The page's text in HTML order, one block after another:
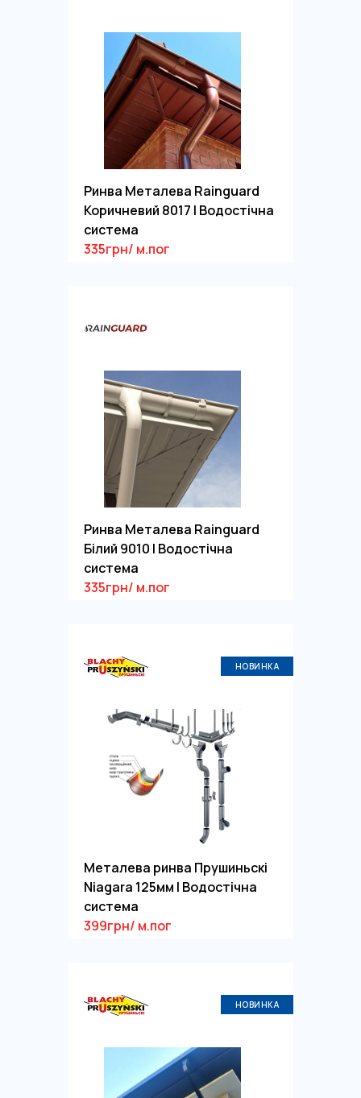
Ринва Металева Rainguard
Коричневий 8017 | Водостічна
система
335грн/ м.пог
Ринва Металева Rainguard
Білий 9010 | Водостічна
система
335грн/ м.пог
НОВИНКА
Металева ринва Прушиньскі
Niagara 125мм | Водостічна
система
399грн/ м.пог
НОВИНКА